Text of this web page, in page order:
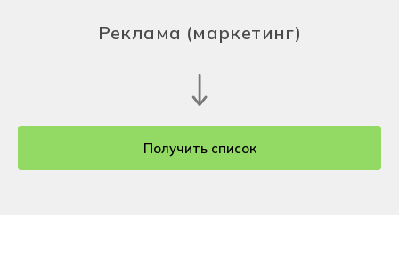
Реклама (маркетинг)
Получить список